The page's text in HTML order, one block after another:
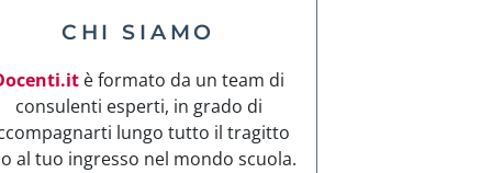
CHI SIAMO
è formato da un team di
consulenti esperti, in grado di
lungo tutto il tragitto
al tuo ingresso nel mondo scuola.